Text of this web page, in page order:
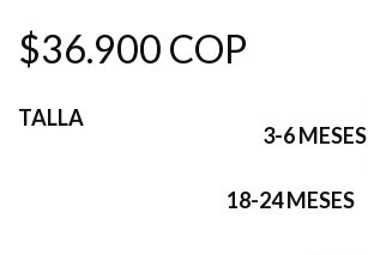
$36.900 COP
TALLA
3-6 MESES
18-24 MESES